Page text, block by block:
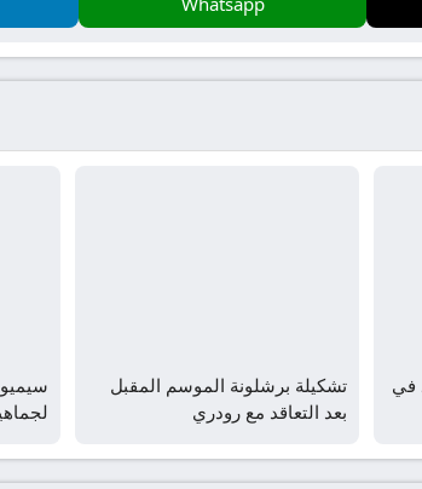
في
تشكيلة برشلونة الموسم المقبل
بعد التعاقد مع رودري